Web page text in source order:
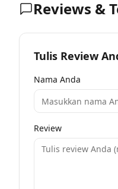
Reviews &
Tulis Review
Nama Anda
Review